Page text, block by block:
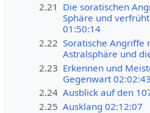
2.21 Die soratischen
Sphäre und
01:50:14
2.22 Soratische Angriffe
Astralsphäre und
2.23 Erkennen und
Gegenwart 02:02:43
2.24 Ausblick auf den
2.25 Ausklang 02:12:07